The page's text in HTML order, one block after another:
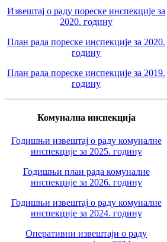
Извештај о раду пореске инспекције за
2020. годину
План рада пореске инспекције за 2020.
годину
План рада пореске инспекције за 2019.
годину
Комунална инспекција
Годишњи извештај о раду комуналне
инспекције за 2025. годину
Годишњи план рада комуналне
инспекције за 2026. годину
Годишњи извештај о раду комуналне
инспекције за 2024. годину
Оперативни извештаји о раду